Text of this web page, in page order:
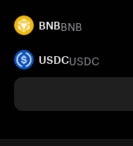
BNBBNB
USDCUSDC